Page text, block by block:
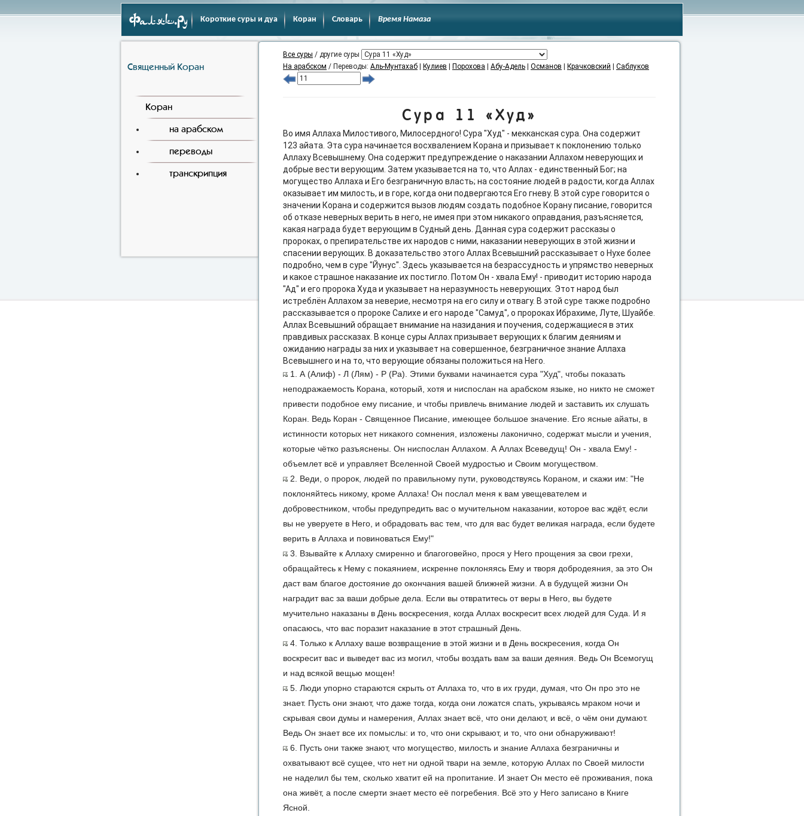
Фаляк.Ру Короткие суры и дуа Коран Словарь Время Намаза
Священный Коран
Коран
на арабском
переводы
транскрипция
Все суры / другие суры
На арабском / Переводы: Аль-Мунтахаб Кулиев Порохова Абу-Адель Османов Крачковский Саблуков
Сура 11 «Худ»
Во имя Аллаха Милостивого, Милосердного! Сура "Худ" - мекканская сура. Она содержит
123 айата. Эта сура начинается восхвалением Корана и призывает к поклонению только
Аллаху Всевышнему. Она содержит предупреждение о наказании Аллахом неверующих и
добрые вести верующим. Затем указывается на то, что Аллах - единственный Бог; на
могущество Аллаха и Его безграничную власть; на состояние людей в радости, когда Аллах
оказывает им милость, и в горе, когда они подвергаются Его гневу. В этой суре говорится о
значении Корана и содержится вызов людям создать подобное Корану писание, говорится
об отказе неверных верить в него, не имея при этом никакого оправдания, разъясняется,
какая награда будет верующим в Судный день. Данная сура содержит рассказы о
пророках, о препирательстве их народов с ними, наказании неверующих в этой жизни и
спасении верующих. В доказательство этого Аллах Всевышний рассказывает о Нухе более
подробно, чем в суре "Йунус". Здесь указывается на безрассудность и упрямство неверных
и какое страшное наказание их постигло. Потом Он - хвала Ему! - приводит историю народа
"Ад" и его пророка Худа и указывает на неразумность неверующих. Этот народ был
истреблён Аллахом за неверие, несмотря на его силу и отвагу. В этой суре также подробно
рассказывается о пророке Салихе и его народе "Самуд", о пророках Ибрахиме, Луте, Шуайбе.
Аллах Всевышний обращает внимание на назидания и поучения, содержащиеся в этих
правдивых рассказах. В конце суры Аллах призывает верующих к благим деяниям и
ожиданию награды за них и указывает на совершенное, безграничное знание Аллаха
Всевышнего и на то, что верующие обязаны положиться на Него.
1. А (Алиф) - Л (Лям) - Р (Ра). Этими буквами начинается сура "Худ", чтобы показать
неподражаемость Корана, который, хотя и ниспослан на арабском языке, но никто не сможет
привести подобное ему писание, и чтобы привлечь внимание людей и заставить их слушать
Коран. Ведь Коран - Священное Писание, имеющее большое значение. Его ясные айаты, в
истинности которых нет никакого сомнения, изложены лаконично, содержат мысли и учения,
которые чётко разъяснены. Он ниспослан Аллахом. А Аллах Всеведущ! Он - хвала Ему! -
объемлет всё и управляет Вселенной Своей мудростью и Своим могуществом.
2. Веди, о пророк, людей по правильному пути, руководствуясь Кораном, и скажи им: "Не
поклоняйтесь никому, кроме Аллаха! Он послал меня к вам увещевателем и
добровестником, чтобы предупредить вас о мучительном наказании, которое вас ждёт, если
вы не уверуете в Него, и обрадовать вас тем, что для вас будет великая награда, если будете
верить в Аллаха и повиноваться Ему!"
3. Взывайте к Аллаху смиренно и благоговейно, прося у Него прощения за свои грехи,
обращайтесь к Нему с покаянием, искренне поклоняясь Ему и творя добродеяния, за это Он
даст вам благое достояние до окончания вашей ближней жизни. А в будущей жизни Он
наградит вас за ваши добрые дела. Если вы отвратитесь от веры в Него, вы будете
мучительно наказаны в День воскресения, когда Аллах воскресит всех людей для Суда. И я
опасаюсь, что вас поразит наказание в этот страшный День.
4. Только к Аллаху ваше возвращение в этой жизни и в День воскресения, когда Он
воскресит вас и выведет вас из могил, чтобы воздать вам за ваши деяния. Ведь Он Всемогущ
и над всякой вещью мощен!
5. Люди упорно стараются скрыть от Аллаха то, что в их груди, думая, что Он про это не
знает. Пусть они знают, что даже тогда, когда они ложатся спать, укрываясь мраком ночи и
скрывая свои думы и намерения, Аллах знает всё, что они делают, и всё, о чём они думают.
Ведь Он знает все их помыслы: и то, что они скрывают, и то, что они обнаруживают!
6. Пусть они также знают, что могущество, милость и знание Аллаха безграничны и
охватывают всё сущее, что нет ни одной твари на земле, которую Аллах по Своей милости
не наделил бы тем, сколько хватит ей на пропитание. И знает Он место её проживания, пока
она живёт, а после смерти знает место её погребения. Всё это у Него записано в Книге
Ясной.